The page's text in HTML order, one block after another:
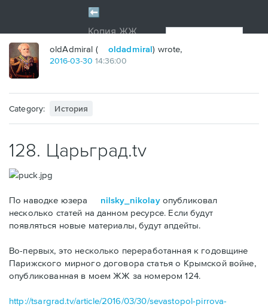
oldAdmiral ( oldadmiral) wrote,
2016-03-30 14:36:00
Category: История
128. Царьград.tv
По наводке юзера nilsky_nikolayопубликовал
несколько статей на данном ресурсе. Если будут
появляться новые материалы, будут апдейты.
Во-первых, это несколько переработанная к годовщине
Парижского мирного договора статья о Крымской войне,
опубликованная в моем ЖЖ за номером 124.
http://tsargrad.tv/article/2016/03/30/sevastopol-pirrova-